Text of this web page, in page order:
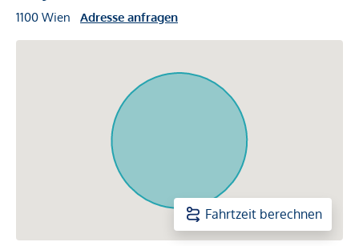
1100 Wien Adresse anfragen
Fahrtzeit berechnen